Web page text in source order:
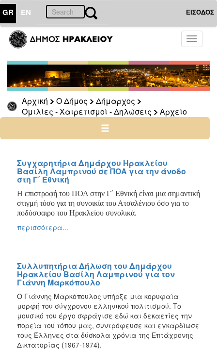
GR EN ΕΙΣΟΔΟΣ
Toggle
Αρχική Ο Δήμος
Δήμαρχος
Ομιλίες - Χαιρετισμοί - Δηλώσεις
Αρχείο
ΔΗΜΟΣ
Δήμαρχος
Ομιλίες
-
Χαιρετισμοί
-
Δηλώσεις
2014
-
2023
2007
-
2013
Απολογισμός
ΤΟΠΟΣ
ΠΟΛΙΤΙΣΜΟΣ
Συγχαρητήρια Δημάρχου Ηρακλείου
Βασίλη Λαμπρινού σε ΠΟΑ για την άνοδο
στη Γ΄ Εθνική
Η επιστροφή του ΠΟΑ στην Γ΄ Εθνική είναι μια σημαντική
στιγμή τόσο για τη συνοικία του Ατσαλένιου όσο για το
ποδόσφαιρο του Ηρακλείου συνολικά.
περισσότερα...
Συλλυπητήρια Δήλωση του Δημάρχου
Ηρακλείου Βασίλη Λαμπρινού για τον
Γιάννη Μαρκόπουλο
Ο Γιάννης Μαρκόπουλος υπήρξε μια κορυφαία
μορφή του σύγχρονου ελληνικού πολιτισμού. Το
μουσικό του έργο σφράγισε εδώ και δεκαετίες την
πορεία του τόπου μας, συντρόφευσε και εγκαρδίωσε
τους Έλληνες στα δύσκολα χρόνια της Επτάχρονης
Δικτατορίας (1967-1974).